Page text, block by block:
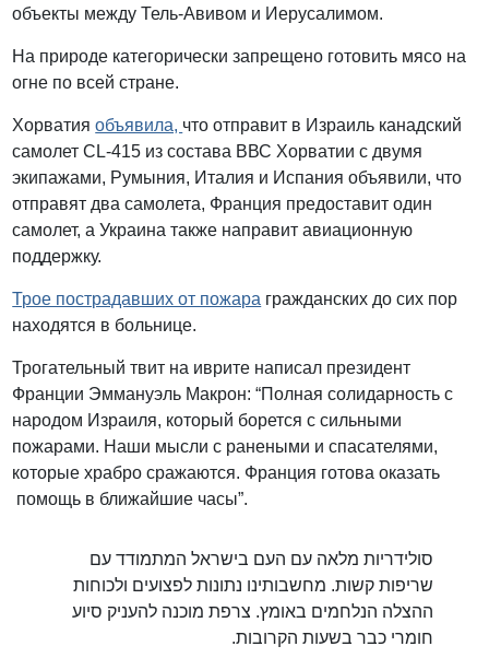
объекты между Тель-Авивом и Иерусалимом.
На природе категорически запрещено готовить мясо на
огне по всей стране.
Хорватияобъявила, что отправит в Израиль канадский
самолет CL-415 из состава ВВС Хорватии с двумя
экипажами, Румыния, Италия и Испания объявили, что
отправят два самолета, Франция предоставит один
самолет, а Украина также направит авиационную
поддержку.
Трое пострадавших от пожара гражданских до сих пор
находятся в больнице.
Трогательный твит на иврите написал президент
Франции Эммануэль Макрон: “Полная солидарность с
народом Израиля, который борется с сильными
пожарами. Наши мысли с ранеными и спасателями,
которые храбро сражаются. Франция готова оказать
помощь в ближайшие часы”.
סולידריות מלאה עם העם בישראל המתמודד עם
שריפות קשות. מחשבותינו נתונות לפצועים ולכוחות
ההצלה הנלחמים באומץ. צרפת מוכנה להעניק סיוע
חומרי כבר בשעות הקרובות.